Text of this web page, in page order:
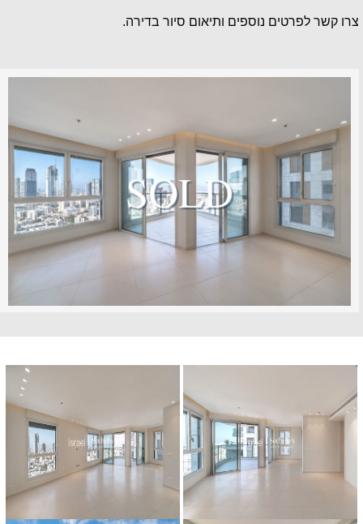
צרו קשר לפרטים נוספים ותיאום סיור בדירה.